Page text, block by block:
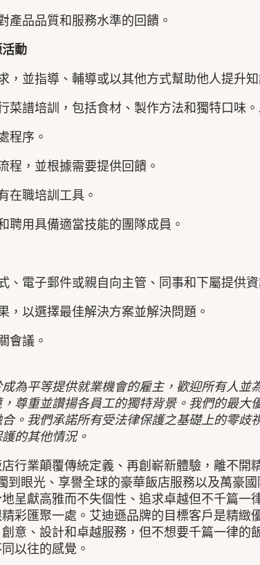
產品品質和服務水準的回饋。
動
，並指導、輔導或以其他方式幫助他人提升知
菜譜培訓，包括食材、製作方法和獨特口味。.
程序。
程，並根據需要提供回饋。
在職培訓工具。
聘用具備適當技能的團隊成員。
、電子郵件或親自向主管、同事和下屬提供資
，以選擇最佳解決方案並解決問題。
會議。
為平等提供就業機會的雇主，歡迎所有人並
尊重並讚揚各員工的獨特背景。我們的最大
。我們承諾所有受法律保護之基礎上的零歧
的其他情況。
行業顛覆傳統定義、再創嶄新體驗，離不開
到眼光、享譽全球的豪華飯店服務以及萬豪
呈獻高雅而不失個性、追求卓越但不千篇一
彩匯聚一處。艾迪遜品牌的目標客戶是精緻
意、設計和卓越服務，但不想要千篇一律的
以往的感覺。